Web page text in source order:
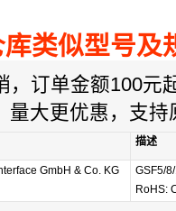
类似型号及
订单金额100元
量大更优惠，支持
描述
GmbH & Co. KG
GSF5/
RoHS: